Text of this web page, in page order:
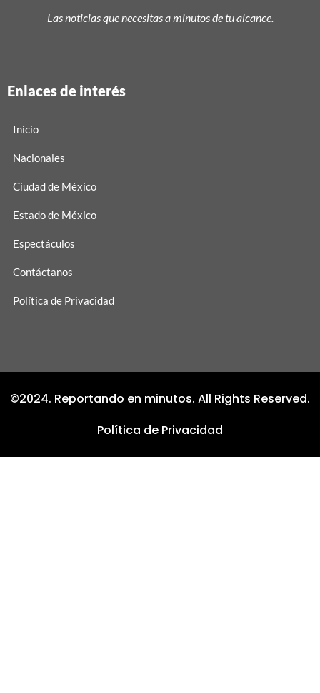
Las noticias que necesitas a minutos de tu alcance.
Enlaces de interés
Inicio
Nacionales
Ciudad de México
Estado de México
Espectáculos
Contáctanos
Política de Privacidad
©2024. Reportando en minutos. All Rights Reserved.
Política de Privacidad